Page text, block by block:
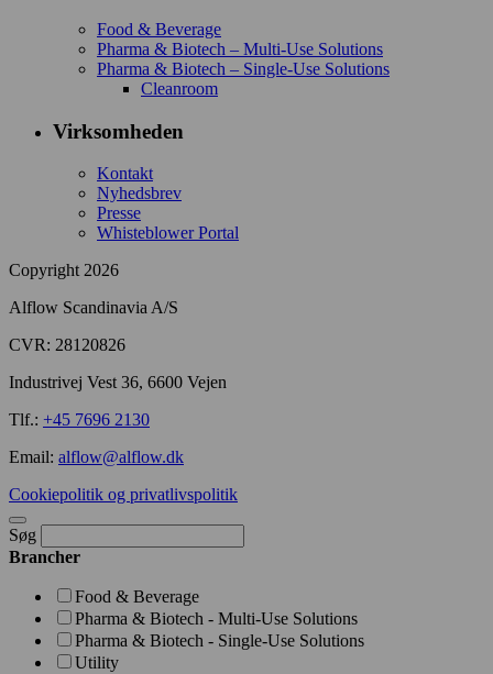
Food & Beverage
Pharma & Biotech – Multi-Use Solutions
Pharma & Biotech – Single-Use Solutions
Cleanroom
Virksomheden
Kontakt
Nyhedsbrev
Presse
Whisteblower Portal
Copyright 2026
Alflow Scandinavia A/S
CVR: 28120826
Industrivej Vest 36, 6600 Vejen
Tlf.: +45 7696 2130
Email: alflow@alflow.dk
Cookiepolitik og privatlivspolitik
Søg
Brancher
Food & Beverage
Pharma & Biotech - Multi-Use Solutions
Pharma & Biotech - Single-Use Solutions
Utility